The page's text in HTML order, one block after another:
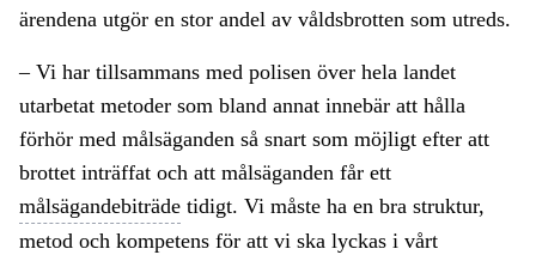
ärendena utgör en stor andel av våldsbrotten som utreds.
– Vi har tillsammans med polisen över hela landet
utarbetat metoder som bland annat innebär att hålla
förhör med målsäganden så snart som möjligt efter att
brottet inträffat och att målsäganden får ett
målsägandebiträde tidigt. Vi måste ha en bra struktur,
metod och kompetens för att vi ska lyckas i vårt